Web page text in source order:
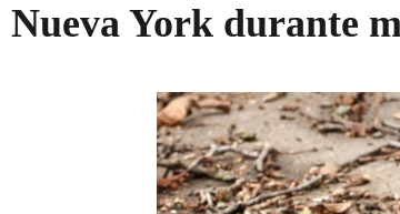
Nueva York durante